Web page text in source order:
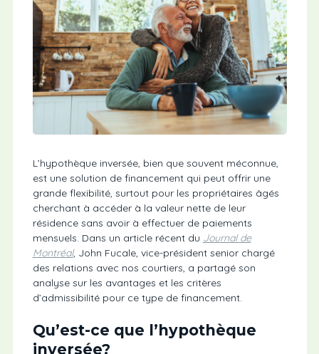
L’hypothèque inversée, bien que souvent méconnue,
est une solution de financement qui peut offrir une
grande flexibilité, surtout pour les propriétaires âgés
cherchant à accéder à la valeur nette de leur
résidence sans avoir à effectuer de paiements
mensuels. Dans un article récent du Journal de
Montréal, John Fucale, vice-président senior chargé
des relations avec nos courtiers, a partagé son
analyse sur les avantages et les critères
d’admissibilité pour ce type de financement.
Qu’est-ce que l’hypothèque
inversée?